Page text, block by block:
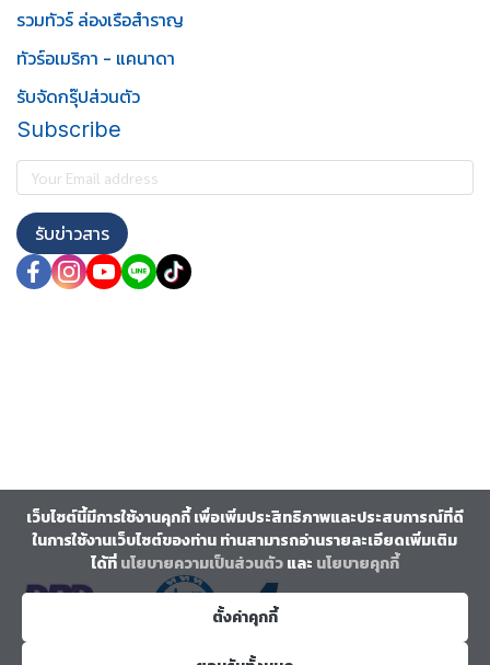
รวมทัวร์ ล่องเรือสำราญ
ทัวร์อเมริกา - แคนาดา
รับจัดกรุ๊ปส่วนตัว
Subscribe
รับข่าวสาร
เว็บไซต์นี้มีการใช้งานคุกกี้ เพื่อเพิ่มประสิทธิภาพและประสบการณ์ที่ดี
ในการใช้งานเว็บไซต์ของท่าน ท่านสามารถอ่านรายละเอียดเพิ่มเติม
ได้ที่นโยบายความเป็นส่วนตัวและ นโยบายคุกกี้
ตั้งค่าคุกกี้